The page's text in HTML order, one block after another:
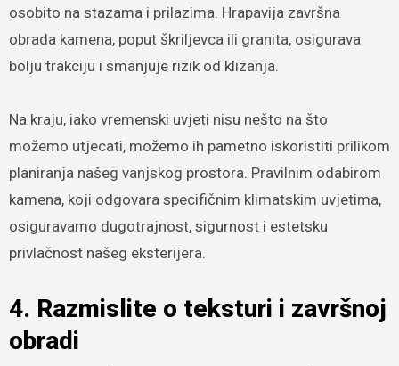
osobito na stazama i prilazima. Hrapavija završna
obrada kamena, poput škriljevca ili granita, osigurava
bolju trakciju i smanjuje rizik od klizanja.
Na kraju, iako vremenski uvjeti nisu nešto na što
možemo utjecati, možemo ih pametno iskoristiti prilikom
planiranja našeg vanjskog prostora. Pravilnim odabirom
kamena, koji odgovara specifičnim klimatskim uvjetima,
osiguravamo dugotrajnost, sigurnost i estetsku
privlačnost našeg eksterijera.
4. Razmislite o teksturi i završnoj
obradi